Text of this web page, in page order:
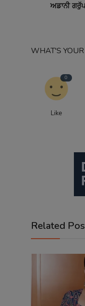
ਅਡਾਨੀ
WHAT'S
0
Like
Related